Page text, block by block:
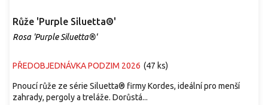
Růže 'Purple Siluetta®'
Rosa 'Purple Siluetta®'
PŘEDOBJEDNÁVKA PODZIM 2026 (47 ks)
Pnoucí růže ze série Siluetta® firmy Kordes, ideální pro menší
zahrady, pergoly a treláže. Dorůstá...